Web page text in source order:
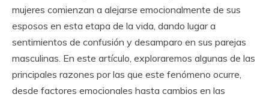
mujeres comienzan a alejarse emocionalmente de sus
esposos en esta etapa de la vida, dando lugar a
sentimientos de confusión y desamparo en sus parejas
masculinas. En este artículo, exploraremos algunas de las
principales razones por las que este fenómeno ocurre,
desde factores emocionales hasta cambios en las